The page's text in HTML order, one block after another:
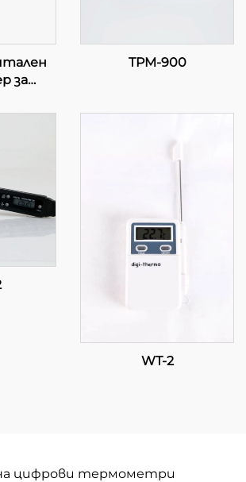
за
TPM-900
WT-2
цифрови термометри